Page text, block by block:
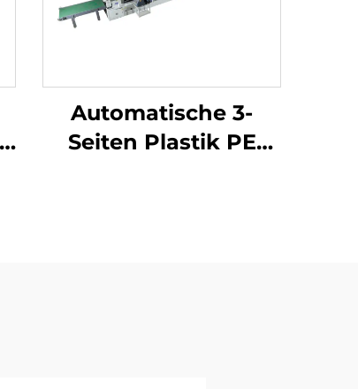
Automatische 3-
Seiten Plastik PE